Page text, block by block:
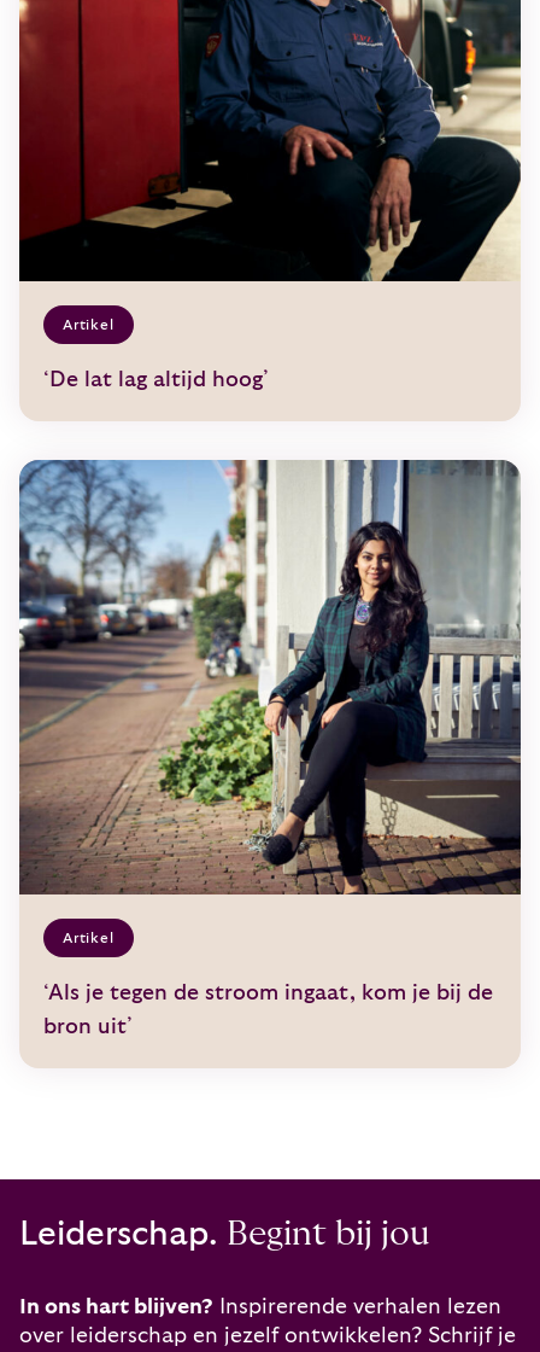
Artikel
‘De lat lag altijd hoog’
Artikel
‘Als je tegen de stroom ingaat, kom je bij de
bron uit’
Leiderschap. Begint bij jou
In ons hart blijven? Inspirerende verhalen lezen
over leiderschap en jezelf ontwikkelen? Schrijf je